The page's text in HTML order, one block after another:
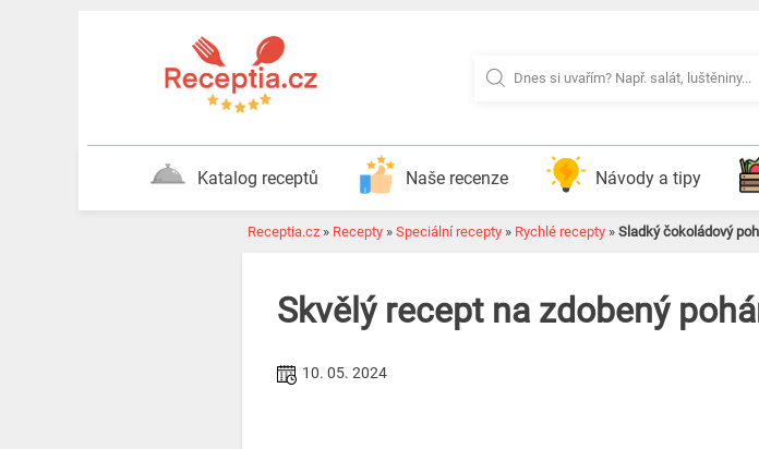
Katalog receptů Naše recenze Návody a tipy
Receptia.cz » Recepty » Speciální recepty » Rychlé recepty » Sladký čokoládový
Skvělý recept na zdobený
10. 05. 2024